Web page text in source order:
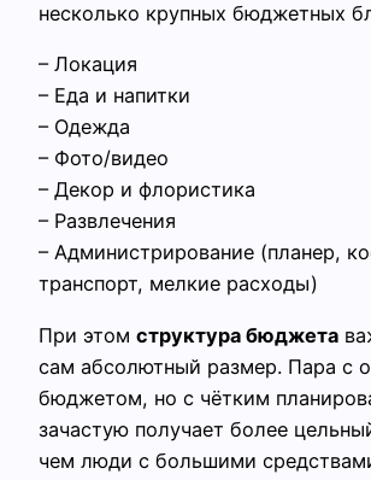
несколько крупных бюджетных
– Локация
– Еда и напитки
– Одежда
– Фото/видео
– Декор и флористика
– Развлечения
– Администрирование (планер,
транспорт, мелкие расходы)
При этом структура бюджета
сам абсолютный размер. Пара с
бюджетом, но с чётким
зачастую получает более
чем люди с большими